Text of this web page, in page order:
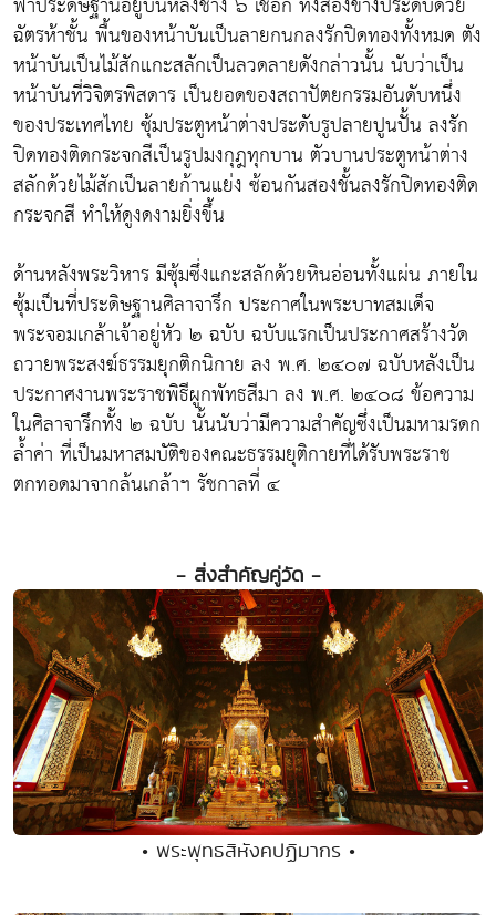
ฉัตรห้าชั้น พื้นของหน้าบันเป็นลายกนกลงรักปิดทองทั้งหมด ตัง
หน้าบันเป็นไม้สักแกะสลักเป็นลวดลายดังกล่าวนั้น นับว่าเป็น
หน้าบันที่วิจิตรพิสดาร เป็นยอดของสถาปัตยกรรมอันดับหนึ่ง
ของประเทศไทย ซุ้มประตูหน้าต่างประดับรูปลายปูนปั้น ลงรัก
ปิดทองติดกระจกสีเป็นรูปมงกุฎทุกบาน ตัวบานประตูหน้าต่าง
สลักด้วยไม้สักเป็นลายก้านแย่ง ซ้อนกันสองชั้นลงรักปิดทองติด
กระจกสี ทำให้ดูงดงามยิ่งขึ้น
ด้านหลังพระวิหาร มีซุ้มซึ่งแกะสลักด้วยหินอ่อนทั้งแผ่น ภายใน
ซุ้มเป็นที่ประดิษฐานศิลาจารึก ประกาศในพระบาทสมเด็จ
พระจอมเกล้าเจ้าอยู่หัว ๒ ฉบับ ฉบับแรกเป็นประกาศสร้างวัด
ถวายพระสงฆ์ธรรมยุกติกนิกาย ลง พ.ศ. ๒๔๐๗ ฉบับหลังเป็น
ประกาศงานพระราชพิธีผูกพัทธสีมา ลง พ.ศ. ๒๔๐๘ ข้อความ
ในศิลาจารึกทั้ง ๒ ฉบับ นั้นนับว่ามีความสำคัญซึ่งเป็นมหามรดก
ล้ำค่า ที่เป็นมหาสมบัติของคณะธรรมยุติกายที่ได้รับพระราช
ตกทอดมาจากล้นเกล้าฯ รัชกาลที่ ๔
- สิ่งสำคัญคู่วัด -
• พระพุทธสิหังคปฏิมากร •